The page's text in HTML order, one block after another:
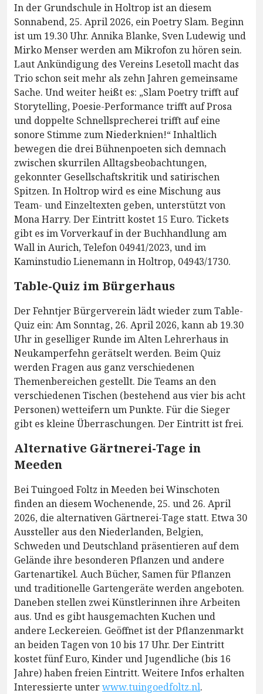
In der Grundschule in Holtrop ist an diesem
Sonnabend, 25. April 2026, ein Poetry Slam. Beginn
ist um 19.30 Uhr. Annika Blanke, Sven Ludewig und
Mirko Menser werden am Mikrofon zu hören sein.
Laut Ankündigung des Vereins Lesetoll macht das
Trio schon seit mehr als zehn Jahren gemeinsame
Sache. Und weiter heißt es: „Slam Poetry trifft auf
Storytelling, Poesie-Performance trifft auf Prosa
und doppelte Schnellsprecherei trifft auf eine
sonore Stimme zum Niederknien!“ Inhaltlich
bewegen die drei Bühnenpoeten sich demnach
zwischen skurrilen Alltagsbeobachtungen,
gekonnter Gesellschaftskritik und satirischen
Spitzen. In Holtrop wird es eine Mischung aus
Team- und Einzeltexten geben, unterstützt von
Mona Harry. Der Eintritt kostet 15 Euro. Tickets
gibt es im Vorverkauf in der Buchhandlung am
Wall in Aurich, Telefon 04941/2023, und im
Kaminstudio Lienemann in Holtrop, 04943/1730.
Table-Quiz im Bürgerhaus
Der Fehntjer Bürgerverein lädt wieder zum Table-
Quiz ein: Am Sonntag, 26. April 2026, kann ab 19.30
Uhr in geselliger Runde im Alten Lehrerhaus in
Neukamperfehn gerätselt werden. Beim Quiz
werden Fragen aus ganz verschiedenen
Themenbereichen gestellt. Die Teams an den
verschiedenen Tischen (bestehend aus vier bis acht
Personen) wetteifern um Punkte. Für die Sieger
gibt es kleine Überraschungen. Der Eintritt ist frei.
Alternative Gärtnerei-Tage in
Meeden
Bei Tuingoed Foltz in Meeden bei Winschoten
finden an diesem Wochenende, 25. und 26. April
2026, die alternativen Gärtnerei-Tage statt. Etwa 30
Aussteller aus den Niederlanden, Belgien,
Schweden und Deutschland präsentieren auf dem
Gelände ihre besonderen Pflanzen und andere
Gartenartikel. Auch Bücher, Samen für Pflanzen
und traditionelle Gartengeräte werden angeboten.
Daneben stellen zwei Künstlerinnen ihre Arbeiten
aus. Und es gibt hausgemachten Kuchen und
andere Leckereien. Geöffnet ist der Pflanzenmarkt
an beiden Tagen von 10 bis 17 Uhr. Der Eintritt
kostet fünf Euro, Kinder und Jugendliche (bis 16
Jahre) haben freien Eintritt. Weitere Infos erhalten
Interessierte unterwww.tuingoedfoltz.nl.